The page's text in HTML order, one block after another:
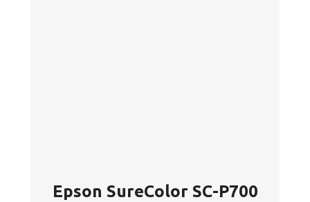
Epson SureColor SC-P700